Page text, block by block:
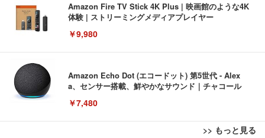
Amazon Fire TV Stick 4K Plus | 映画館のような4K
体験 | ストリーミングメディアプレイヤー
￥9,980
Amazon Echo Dot (エコードット) 第5世代 - Alex
a、センサー搭載、鮮やかなサウンド｜チャコール
￥7,480
>> もっと見る